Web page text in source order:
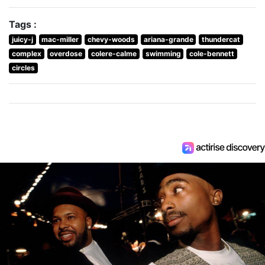
Tags :
juicy-j mac-miller chevy-woods ariana-grande
thundercat
complex
overdose colere-calme swimming
cole-bennett
circles